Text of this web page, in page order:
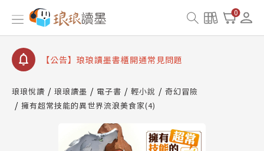
0
查詢
【公告】琅琅讀墨數位閱讀資產合併與書櫃開通申請
【公告】琅琅讀墨書櫃開通常見問題
【公告】琅琅書店服務升級重要說明及資產合併結果
查詢
【公告】琅琅讀墨數位閱讀資產合併與書櫃開通申請
琅琅悅讀 琅琅讀墨 電子書 輕小說
奇幻冒險
擁有超常技能的異世界流浪美食家(4)